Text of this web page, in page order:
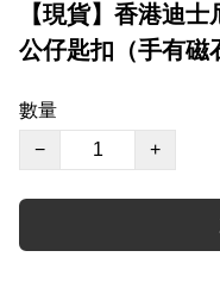
【現貨】香港迪
公仔匙扣（手有磁
數量
−
+